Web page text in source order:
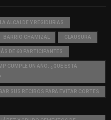
ALCALDE Y REGIDURIAS
BARRIO CHAMIZAL CLAUSURA
DE 60 PARTICIPANTES
CUMPLE UN AÑO: ¿QUÉ ESTÁ
SUS RECIBOS PARA EVITAR CORTES